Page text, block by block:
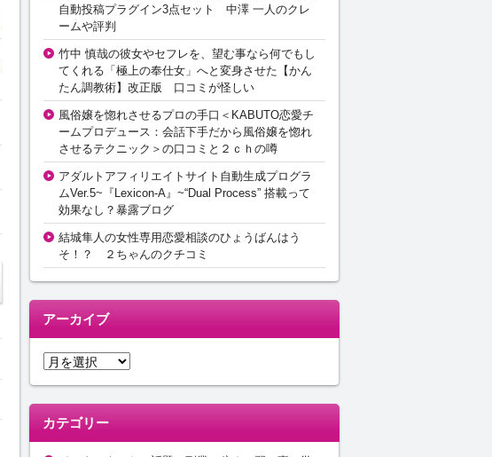
自動投稿プラグイン3点セット 中澤 一人のクレ
ームや評判
竹中 慎哉の彼女やセフレを、望む事なら何でもし
てくれる「極上の奉仕女」へと変身させた【かん
たん調教術】改正版 口コミが怪しい
風俗嬢を惚れさせるプロの手口＜KABUTO恋愛チ
ームプロデュース：会話下手だから風俗嬢を惚れ
させるテクニック＞の口コミと２ｃｈの噂
アダルトアフィリエイトサイト自動生成プログラ
ムVer.5~『Lexicon-A』~“Dual Process” 搭載って
効果なし？暴露ブログ
結城隼人の女性専用恋愛相談のひょうばんはう
そ！？ ２ちゃんのクチコミ
アーカイブ
ア
イ
カテゴリー